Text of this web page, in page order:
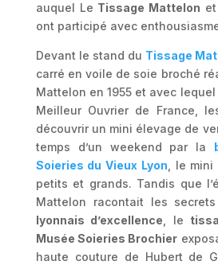
auquel Le Tissage Mattelon et
ont participé avec
Devant le stand du Tissage
carré en voile de soie broché
Mattelon en 1955 et avec
Meilleur Ouvrier de France,
découvrir un mini élevage de
temps d’un weekend par la
Soieries du Vieux Lyon , le
petits et grands. Tandis que
Mattelon racontait les secrets
lyonnais d’excellence , le
Musée Soieries Brochier
haute couture de Hubert de